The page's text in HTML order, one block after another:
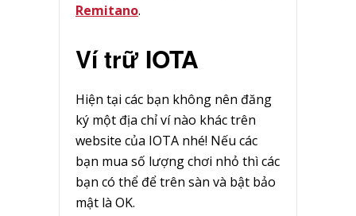
Remitano.
Ví trữ IOTA
Hiện tại các bạn không nên đăng
ký một địa chỉ ví nào khác trên
website của IOTA nhé! Nếu các
bạn mua số lượng chơi nhỏ thì các
bạn có thể để trên sàn và bật bảo
mật là OK.